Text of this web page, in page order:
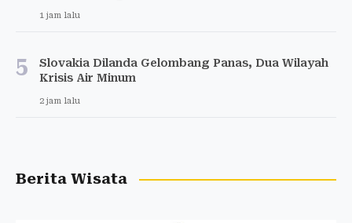
1 jam lalu
5
Slovakia Dilanda Gelombang Panas, Dua Wilayah
Krisis Air Minum
2 jam lalu
Berita Wisata